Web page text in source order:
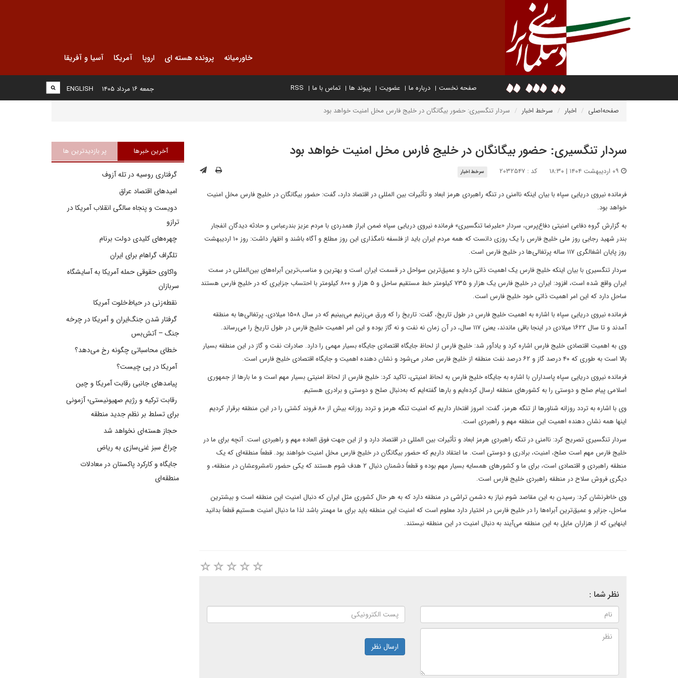
خاورمیانه پرونده هسته ای اروپا آمریکا آسیا و آفریقا
صفحه نخست درباره ما عضویت پیوند ها تماس با ما RSS
ENGLISH جمعه ۱۶ مرداد ۱۴۰۵
صفحه‌اصلی اخبار سرخط اخبار سردار تنگسیری: حضور بیگانگان در خلیج فارس مخل امنیت خواهد بود
سردار تنگسیری: حضور بیگانگان در خلیج فارس مخل امنیت خواهد بود
کد : ۲۰۳۲۵۴۷ سرخط اخبار
فرمانده نیروی دریایی سپاه با بیان اینکه نا‌امنی در تنگه راهبردی هرمز ابعاد و تأثیرات بین المللی در اقتصاد دارد، گفت: حضور بیگانگان در خلیج فارس مخل امنیت
خواهد بود.
به گزارش گروه دفاعی امنیتی دفاع‌پرس، سردار «علیرضا تنگسیری» فرمانده نیروی دریایی سپاه ضمن ابراز همدردی با مردم عزیز بندرعباس و حادثه دیدگان انفجار
بندر شهید رجایی روز ملی خلیج فارس را یک روزی دانست که همه مردم ایران باید از فلسفه نامگذاری این روز مطلع و آگاه باشند و اظهار داشت: روز ۱۰ اردیبهشت
روز پایان اشغالگری ۱۱۷ ساله پرتغالی‌ها در خلیج فارس است.
سردار تنگسیری با بیان اینکه خلیج فارس یک اهمیت ذاتی دارد و عمیق‌ترین سواحل در قسمت ایران است و بهترین و مناسب‌ترین آبراه‌های بین‌المللی در سمت
ایران واقع شده است، افزود: ایران در خلیج فارس یک هزار و ۷۳۵ کیلومتر خط مستقیم ساحل و ۵ هزار و ۸۰۰ کیلومتر با احتساب جزایری که در خلیج فارس هستند
ساحل دارد که این امر اهمیت ذاتی خود خلیج فارس است.
فرمانده نیروی دریایی سپاه با اشاره به اهمیت خلیج فارس در طول تاریخ، گفت: تاریخ را که ورق می‌زنیم می‌بینیم که در سال ۱۵۰۸ میلادی، پرتغالی‌ها به منطقه
آمدند و تا سال ۱۶۲۲ میلادی در اینجا باقی ماندند، یعنی ۱۱۷ سال، در آن زمان نه نفت و نه گاز بوده و این امر اهمیت خلیج فارس در طول تاریخ را می‌رساند.
وی به اهمیت اقتصادی خلیج فارس اشاره کرد و یادآور شد: خلیج فارس از لحاظ جایگاه اقتصادی جایگاه بسیار مهمی را دارد. صادرات نفت و گاز در این منطقه بسیار
بالا است به طوری که ۴۰ درصد گاز و ۶۲ درصد نفت منطقه از خلیج فارس صادر می‌شود و نشان دهنده اهمیت و جایگاه اقتصادی خلیج فارس است.
فرمانده نیروی دریایی سپاه پاسداران با اشاره به جایگاه خلیج فارس به لحاظ امنیتی، تاکید کرد: خلیج فارس از لحاظ امنیتی بسیار مهم است و ما بار‌ها از جمهوری
اسلامی پیام صلح و دوستی را به کشور‌های منطقه ارسال کرده‌ایم و بار‌ها گفته‌ایم که به‌دنبال صلح و دوستی و برادری هستیم.
وی با اشاره به تردد روزانه شناور‌ها از تنگه هرمز، گفت: امروز افتخار داریم که امنیت تنگه هرمز و تردد روزانه بیش از ۸۰ فروند کشتی را در این منطقه برقرار کردیم
اینها همه نشان دهنده اهمیت این منطقه مهم و راهبردی است.
سردار تنگسیری تصریح کرد: نا‌امنی در تنگه راهبردی هرمز ابعاد و تأثیرات بین المللی در اقتصاد دارد و از این جهت فوق العاده مهم و راهبردی است. آنچه برای ما در
خلیج فارس مهم است صلح، امنیت، برادری و دوستی است. ما اعتقاد داریم که حضور بیگانگان در خلیج فارس مخل امنیت خواهند بود. قطعاً منطقه‌ای که یک
منطقه راهبردی و اقتصادی است، برای ما و کشور‌های همسایه بسیار مهم بوده و قطعاً دشمنان دنبال ۲ هدف شوم هستند که یکی حضور نامشروعشان در منطقه، و
دیگری فروش سلاح در منطقه راهبردی خلیج فارس است.
وی خاطرنشان کرد: رسیدن به این مقاصد شوم نیاز به دشمن تراشی در منطقه دارد که به هر حال کشوری مثل ایران که دنبال امنیت این منطقه است و بیشترین
ساحل، جزایر و عمیق‌ترین آبراه‌ها را در خلیح فارس در اختیار دارد معلوم است که امنیت این منطقه باید برای ما مهمتر باشد لذا ما دنبال امنیت هستیم قطعاً بدانید
اینهایی که از هزاران مایل به این منطقه می‌آیند به دنبال امنیت در این منطقه نیستند.
نظر شما :
ارسال نظر
آخرین خبرها پر بازدیدترین ها
گرفتاری روسیه در تله آزوف
امیدهای اقتصاد عراق
دویست و پنجاه سالگی انقلاب آمریکا در
ترازو
چهره‌های کلیدی دولت برنام
تلگراف گراهام برای ایران
واکاوی حقوقی حمله آمریکا به آسایشگاه
سربازان
نقطه‌زنی در حیاط‌خلوت آمریکا
گرفتار شدن جنگ‌ایران و آمریکا در چرخه
جنگ – آتش‌بس
خطای محاسباتی چگونه رخ می‌دهد؟
آمریکا در پی چیست؟
پیامدهای جانبی رقابت آمریکا و چین
رقابت ترکیه و رژیم صهیونیستی؛ آزمونی
برای تسلط بر نظم جدید منطقه
حجاز هسته‌ای نخواهد شد
چراغ سبز غنی‌سازی به ریاض
جایگاه و کارکرد پاکستان در معادلات
منطقه‌ای